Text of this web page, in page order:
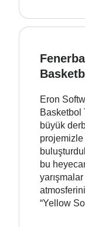
Eron
Basketbol
büyük
projemizle
bu
“Yellow